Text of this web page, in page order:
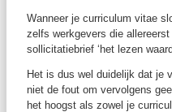
Wanneer je curriculum vitae
zelfs werkgevers die
sollicitatiebrief ‘het lezen
Het is dus wel duidelijk dat je
niet de fout om vervolgens
het hoogst als zowel je